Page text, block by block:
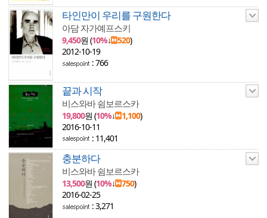
타인만이 우리를 구원한다
아담 자가예프스키
9,450원 (10%↓ 520)
2012-10-19
: 766
끝과 시작
비스와바 쉼보르스카
19,800원 (10%↓ 1,100)
2016-10-11
: 11,401
충분하다
비스와바 쉼보르스카
13,500원 (10%↓ 750)
2016-02-25
: 3,271